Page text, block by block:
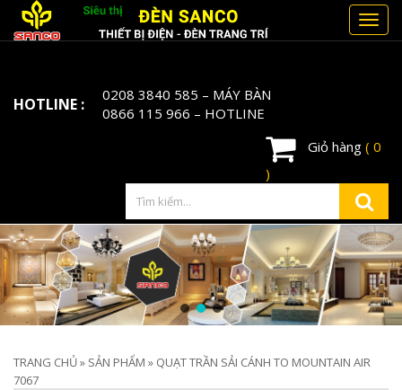
HOTLINE : 0208 3840 585 – MÁY BÀN
0866 115 966 – HOTLINE
Giỏ hàng ( 0
)
TRANG CHỦ» SẢN PHẨM » QUẠT TRẦN SẢI CÁNH TO MOUNTAIN AIR
7067